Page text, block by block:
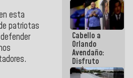
esta
patriotas
Cabello a
Orlando
Avendaño:
Disfruto
cada vez